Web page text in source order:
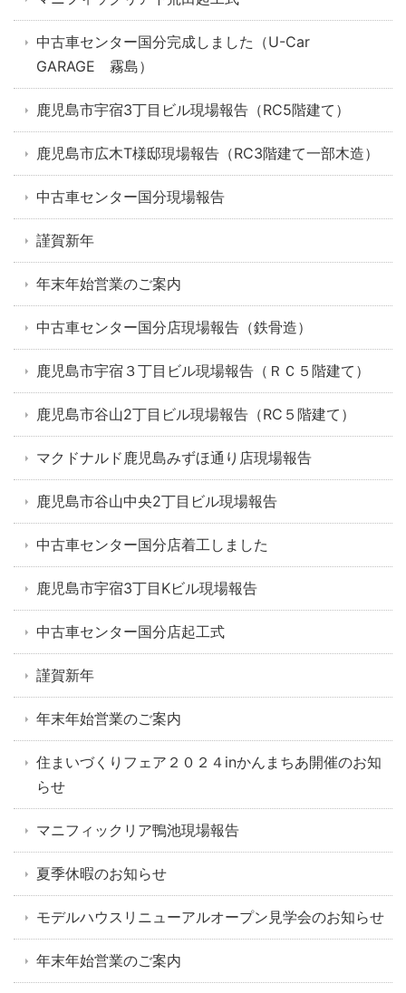
中古車センター国分完成しました（U-Car
GARAGE 霧島）
鹿児島市宇宿3丁目ビル現場報告（RC5階建て）
鹿児島市広木T様邸現場報告（RC3階建て一部木造）
中古車センター国分現場報告
謹賀新年
年末年始営業のご案内
中古車センター国分店現場報告（鉄骨造）
鹿児島市宇宿３丁目ビル現場報告（ＲＣ５階建て）
鹿児島市谷山2丁目ビル現場報告（RC５階建て）
マクドナルド鹿児島みずほ通り店現場報告
鹿児島市谷山中央2丁目ビル現場報告
中古車センター国分店着工しました
鹿児島市宇宿3丁目Kビル現場報告
中古車センター国分店起工式
謹賀新年
年末年始営業のご案内
住まいづくりフェア２０２４inかんまちあ開催のお知
らせ
マニフィックリア鴨池現場報告
夏季休暇のお知らせ
モデルハウスリニューアルオープン見学会のお知らせ
年末年始営業のご案内